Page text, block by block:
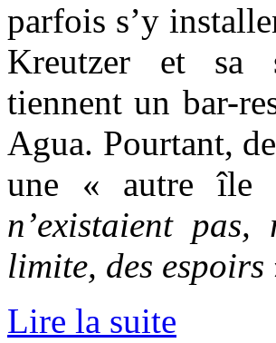
parfois s’y
Kreutzer et sa
tiennent un bar-
Agua. Pourtant,
une « autre
n’existaient
limite, des espoirs
Lire la suite